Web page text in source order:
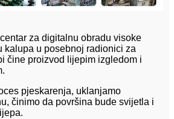
za digitalnu obradu visoke
kalupa u posebnoj radionici za
čine proizvod lijepim izgledom i
pjeskarenja, uklanjamo
činimo da površina bude svijetla i